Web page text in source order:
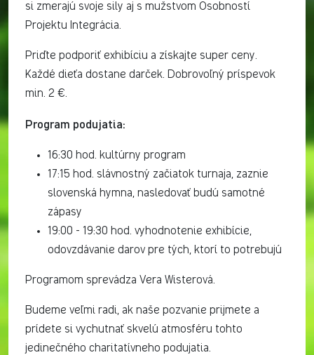
si zmerajú svoje sily aj s mužstvom Osobností
Projektu Integrácia.
Priďte podporiť exhibíciu a získajte super ceny.
Každé dieťa dostane darček. Dobrovoľný príspevok
min. 2 €.
Program podujatia:
16:30 hod. kultúrny program
17:15 hod. slávnostný začiatok turnaja, zaznie
slovenská hymna, nasledovať budú samotné
zápasy
19:00 - 19:30 hod. vyhodnotenie exhibície,
odovzdávanie darov pre tých, ktorí to potrebujú
Programom sprevádza Vera Wisterová.
Budeme veľmi radi, ak naše pozvanie prijmete a
prídete si vychutnať skvelú atmosféru tohto
jedinečného charitatívneho podujatia.